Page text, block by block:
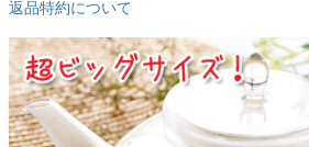
返品特約について